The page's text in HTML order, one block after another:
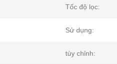
Tốc độ lọc:
Sử dụng:
tùy chỉnh: